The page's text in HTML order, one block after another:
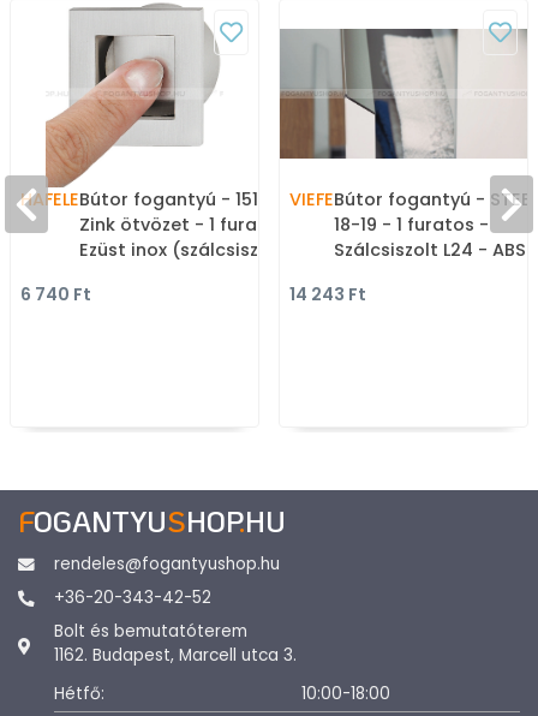
HAFELEBútor fogantyú - 151.67
Zink ötvözet - 1 furatos -
Ezüst inox (szálcsiszolt)
Bútorajtó felületébe
6 740 Ft
VIEFEBútor fogantyú -
18-19 - 1 furatos -
Szálcsiszolt L24 - ABS
fém bútorfogantyú
14 243 Ft
FOGANTYUSHOP.HU
rendeles@fogantyushop.hu
+36-20-343-42-52
Bolt és bemutatóterem
1162. Budapest, Marcell utca 3.
Hétfő:
10:00-18:00